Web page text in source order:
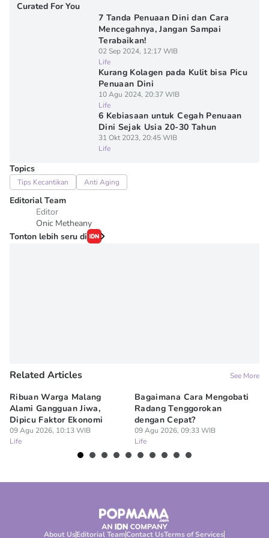
Curated For You
7 Tanda Penuaan Dini dan Cara
Mencegahnya, Jangan Sampai
Terabaikan!
02 Sep 2024, 12:17 WIB
Life
Kurang Kolagen pada Kulit bisa Picu
Penuaan Dini
10 Agu 2024, 20:37 WIB
Life
6 Kebiasaan untuk Cegah Penuaan
Dini Sejak Usia 20-30 Tahun
31 Okt 2023, 20:45 WIB
Life
Topics
Tips Kecantikan Anti Aging
Editorial Team
Editor
Onic Metheany
Tonton lebih seru di
Related Articles See More
Ribuan Warga Malang
Alami Gangguan Jiwa,
Dipicu Faktor Ekonomi
09 Agu 2026, 10:13 WIB
Life
Bagaimana Cara Mengobati
Radang Tenggorokan
dengan Cepat?
09 Agu 2026, 09:33 WIB
Life
About UsEditorial TeamContact UsTerms of Services